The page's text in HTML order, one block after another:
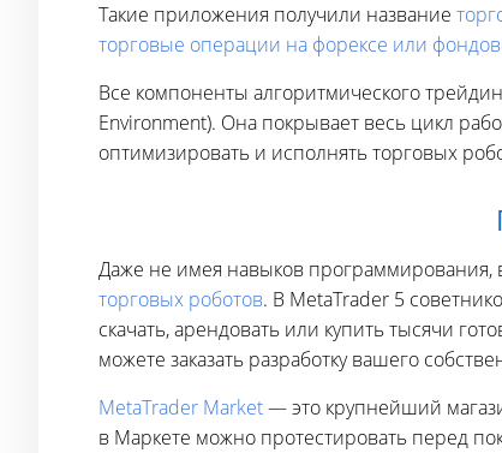
Такие приложения получили название
торговые операции на форексе или
Все компоненты алгоритмического
Environment). Она покрывает весь цикл
оптимизировать и исполнять торговых
Даже не имея навыков
торговых роботов. В MetaTrader 5
скачать, арендовать или купить тысячи
можете заказать разработку вашего
MetaTrader Market— это крупнейший
в Маркете можно протестировать перед